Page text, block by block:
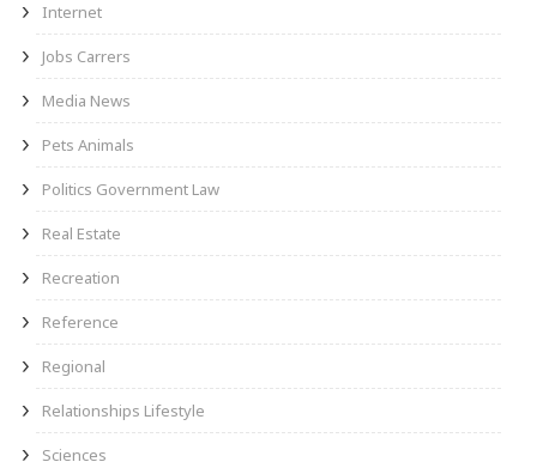
Internet
Jobs Carrers
Media News
Pets Animals
Politics Government Law
Real Estate
Recreation
Reference
Regional
Relationships Lifestyle
Sciences